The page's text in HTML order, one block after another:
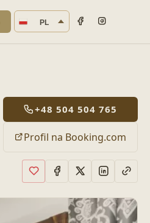
Język strony
PL
+48 504 504 765
Profil na Booking.com
Dodaj do ulubionych